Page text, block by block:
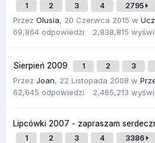
1 2 3 4 2795
Przez Olusia, 20 Czerwca 2015 w
69,864 odpowiedzi 2,838,815
Sierpień 2009 1 2 3
Przez Joan, 22 Listopada 2008 w
62,645 odpowiedzi 2,465,213
Lipcówki 2007 - zapraszam
1 2 3 4 3386